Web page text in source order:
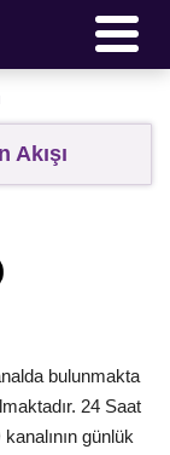
Akışı
bulunmakta
24 Saat
günlük